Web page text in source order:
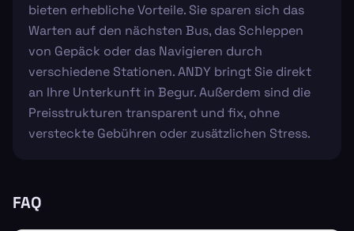
bieten erhebliche Vorteile. Sie sparen sich das
Warten auf den nächsten Bus, das Schleppen
von Gepäck oder das Navigieren durch
verschiedene Stationen. ANDY bringt Sie direkt
an Ihre Unterkunft in Begur. Außerdem sind die
Preisstrukturen transparent und fix, ohne
versteckte Gebühren oder zusätzlichen Stress.
FAQ